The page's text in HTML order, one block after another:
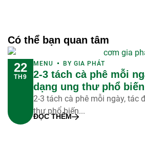
Có thể bạn quan tâm
22
TH9
MENU BY GIA PHÁT
2-3 tách cà phê mỗi
dạng ung thư phổ biến
2-3 tách cà phê mỗi ngày, tác
thư phổ biến...
ĐỌC THÊM